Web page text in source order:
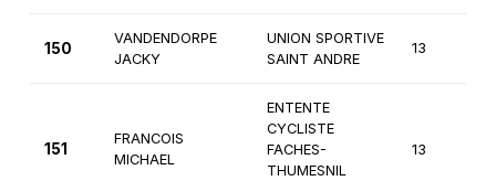
150
VANDENDORPE
JACKY
UNION SPORTIVE
SAINT ANDRE
13
151
FRANCOIS
MICHAEL
ENTENTE
CYCLISTE
FACHES-
THUMESNIL
13